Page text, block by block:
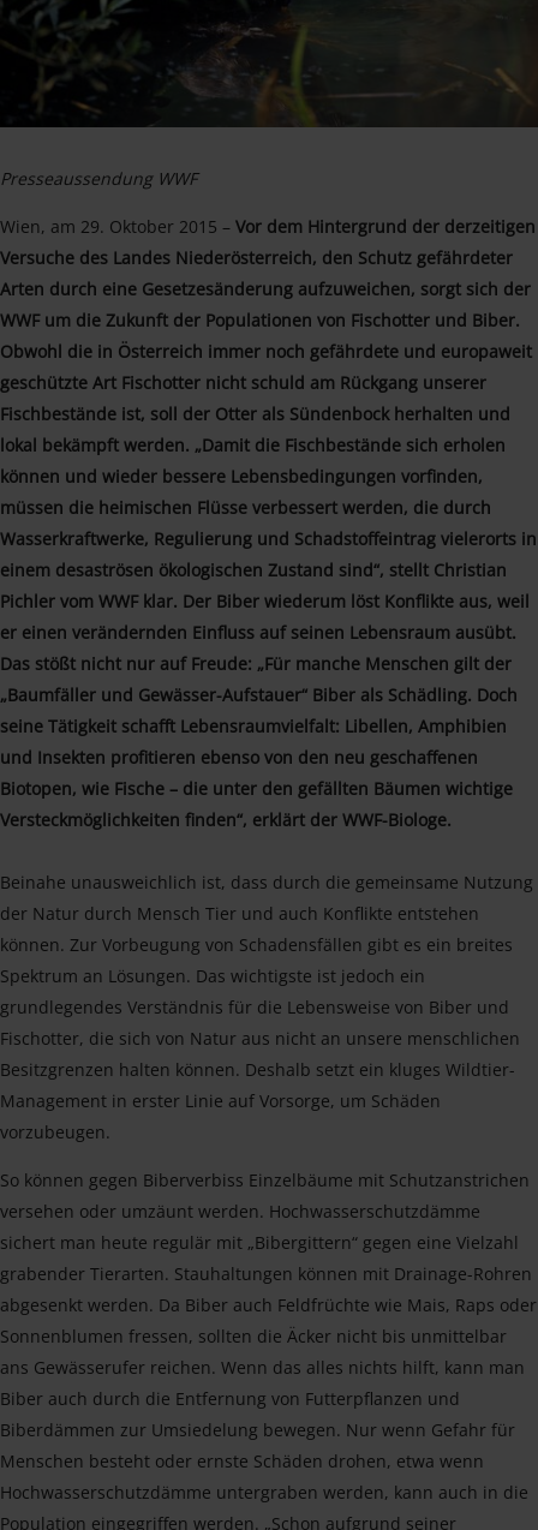
Presseaussendung WWF
Wien, am 29. Oktober 2015 – Vor dem Hintergrund der derzeitigen
Versuche des Landes Niederösterreich, den Schutz gefährdeter
Arten durch eine Gesetzesänderung aufzuweichen, sorgt sich der
WWF um die Zukunft der Populationen von Fischotter und Biber.
Obwohl die in Österreich immer noch gefährdete und europaweit
geschützte Art Fischotter nicht schuld am Rückgang unserer
Fischbestände ist, soll der Otter als Sündenbock herhalten und
lokal bekämpft werden. „Damit die Fischbestände sich erholen
können und wieder bessere Lebensbedingungen vorfinden,
müssen die heimischen Flüsse verbessert werden, die durch
Wasserkraftwerke, Regulierung und Schadstoffeintrag vielerorts in
einem desaströsen ökologischen Zustand sind“, stellt Christian
Pichler vom WWF klar. Der Biber wiederum löst Konflikte aus, weil
er einen verändernden Einfluss auf seinen Lebensraum ausübt.
Das stößt nicht nur auf Freude: „Für manche Menschen gilt der
„Baumfäller und Gewässer-Aufstauer“ Biber als Schädling. Doch
seine Tätigkeit schafft Lebensraumvielfalt: Libellen, Amphibien
und Insekten profitieren ebenso von den neu geschaffenen
Biotopen, wie Fische – die unter den gefällten Bäumen wichtige
Versteckmöglichkeiten finden“, erklärt der WWF-Biologe.
Beinahe unausweichlich ist, dass durch die gemeinsame Nutzung
der Natur durch Mensch Tier und auch Konflikte entstehen
können. Zur Vorbeugung von Schadensfällen gibt es ein breites
Spektrum an Lösungen. Das wichtigste ist jedoch ein
grundlegendes Verständnis für die Lebensweise von Biber und
Fischotter, die sich von Natur aus nicht an unsere menschlichen
Besitzgrenzen halten können. Deshalb setzt ein kluges Wildtier-
Management in erster Linie auf Vorsorge, um Schäden
vorzubeugen.
So können gegen Biberverbiss Einzelbäume mit Schutzanstrichen
versehen oder umzäunt werden. Hochwasserschutzdämme
sichert man heute regulär mit „Bibergittern“ gegen eine Vielzahl
grabender Tierarten. Stauhaltungen können mit Drainage-Rohren
abgesenkt werden. Da Biber auch Feldfrüchte wie Mais, Raps oder
Sonnenblumen fressen, sollten die Äcker nicht bis unmittelbar
ans Gewässerufer reichen. Wenn das alles nichts hilft, kann man
Biber auch durch die Entfernung von Futterpflanzen und
Biberdämmen zur Umsiedelung bewegen. Nur wenn Gefahr für
Menschen besteht oder ernste Schäden drohen, etwa wenn
Hochwasserschutzdämme untergraben werden, kann auch in die
Population eingegriffen werden. „Schon aufgrund seiner